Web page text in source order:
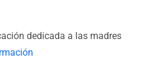
dedicada a las madres